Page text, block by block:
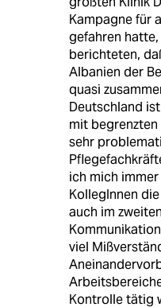
Kampagne für
gefahren
berichteten,
Albanien der
quasi
Deutschland
mit
sehr
ich mich
KollegInnen
auch im
viel
Kontrolle tätig